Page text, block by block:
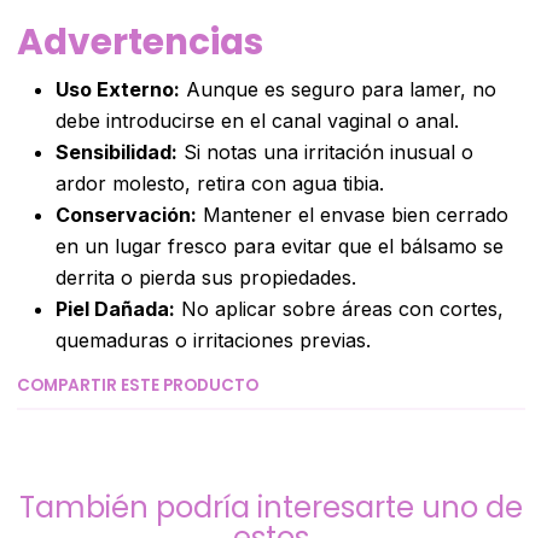
Advertencias
Uso Externo: Aunque es seguro para lamer, no
debe introducirse en el canal vaginal o anal.
Sensibilidad: Si notas una irritación inusual o
ardor molesto, retira con agua tibia.
Conservación: Mantener el envase bien cerrado
en un lugar fresco para evitar que el bálsamo se
derrita o pierda sus propiedades.
Piel Dañada: No aplicar sobre áreas con cortes,
quemaduras o irritaciones previas.
COMPARTIR ESTE PRODUCTO
También podría interesarte uno de